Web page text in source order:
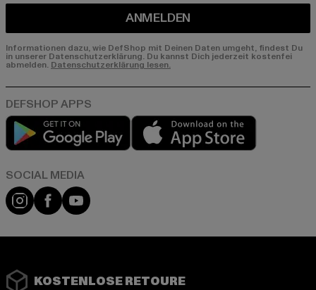
ANMELDEN
Informationen dazu, wie DefShop mit Deinen Daten umgeht, findest Du
in unserer Datenschutzerklärung. Du kannst Dich jederzeit kostenfei
abmelden. Datenschutzerklärung lesen.
Play market
Instagram
FacebookYouTube
KOSTENLOSE RETOURE